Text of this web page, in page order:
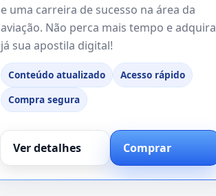
e uma carreira de sucesso na área da
aviação. Não perca mais tempo e adquira
já sua apostila digital!
Conteúdo atualizado
Acesso rápido
Compra segura
Ver detalhes Comprar